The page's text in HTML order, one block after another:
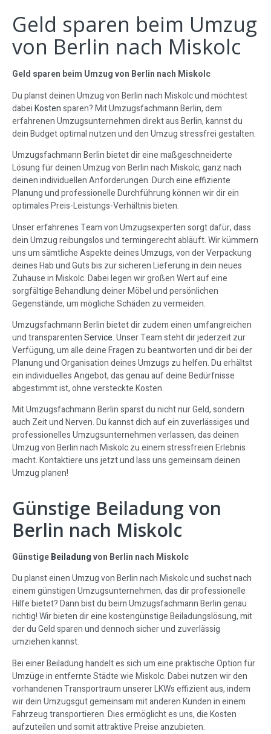
Geld sparen beim Umzug
von Berlin nach Miskolc
Geld sparen beim Umzug von Berlin nach Miskolc
Du planst deinen Umzug von Berlin nach Miskolc und möchtest
dabeiKostensparen? Mit Umzugsfachmann Berlin, dem
erfahrenen Umzugsunternehmen direkt aus Berlin, kannst du
dein Budget optimal nutzen und den Umzug stressfrei gestalten.
Umzugsfachmann Berlin bietet dir eine maßgeschneiderte
Lösung für deinen Umzug von Berlin nach Miskolc, ganz nach
deinen individuellen Anforderungen. Durch eine effiziente
Planung und professionelle Durchführung können wir dir ein
optimales Preis-Leistungs-Verhältnis bieten.
Unser erfahrenes Team von Umzugsexperten sorgt dafür, dass
dein Umzug reibungslos und termingerecht abläuft. Wir kümmern
uns um sämtliche Aspekte deines Umzugs, von der Verpackung
deines Hab und Guts bis zur sicheren Lieferung in dein neues
Zuhause in Miskolc. Dabei legen wir großen Wert auf eine
sorgfältige Behandlung deiner Möbel und persönlichen
Gegenstände, um mögliche Schäden zu vermeiden.
Umzugsfachmann Berlin bietet dir zudem einen umfangreichen
und transparentenService. Unser Team steht dir jederzeit zur
Verfügung, um alle deine Fragen zu beantworten und dir bei der
Planung und Organisation deines Umzugs zu helfen. Du erhältst
ein individuelles Angebot, das genau auf deine Bedürfnisse
abgestimmt ist, ohne versteckte Kosten.
Mit Umzugsfachmann Berlin sparst du nicht nur Geld, sondern
auch Zeit und Nerven. Du kannst dich auf ein zuverlässiges und
professionelles Umzugsunternehmen verlassen, das deinen
Umzug von Berlin nach Miskolc zu einem stressfreien Erlebnis
macht. Kontaktiere uns jetzt und lass uns gemeinsam deinen
Umzug planen!
Günstige Beiladung von
Berlin nach Miskolc
GünstigeBeiladungvon Berlin nach Miskolc
Du planst einen Umzug von Berlin nach Miskolc und suchst nach
einem günstigen Umzugsunternehmen, das dir professionelle
Hilfe bietet? Dann bist du beim Umzugsfachmann Berlin genau
richtig! Wir bieten dir eine kostengünstige Beiladungslösung, mit
der du Geld sparen und dennoch sicher und zuverlässig
umziehen kannst.
Bei einer Beiladung handelt es sich um eine praktische Option für
Umzüge in entfernte Städte wie Miskolc. Dabei nutzen wir den
vorhandenen Transportraum unserer LKWs effizient aus, indem
wir dein Umzugsgut gemeinsam mit anderen Kunden in einem
Fahrzeug transportieren. Dies ermöglicht es uns, die Kosten
aufzuteilen und somit attraktive Preise anzubieten.